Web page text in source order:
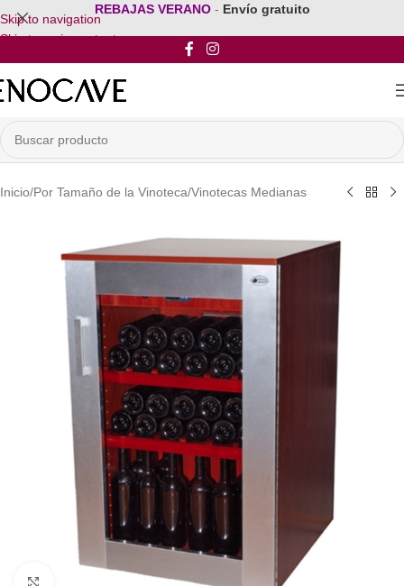
Skip to navigation
Skip to main content
REBAJAS VERANO - Envío gratuito
Inicio/Por Tamaño de la Vinoteca/Vinotecas Medianas